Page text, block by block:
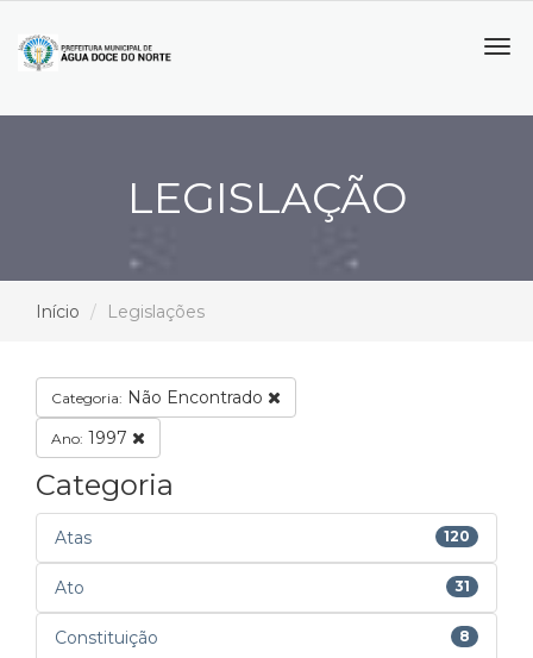
LEGISLAÇÃO
Início Legislações
Categoria: Não Encontrado
Ano: 1997
Categoria
Atas 120
Ato 31
Constituição 8